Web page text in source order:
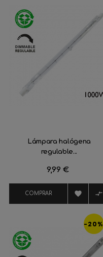
Lámpara halógena
regulable...
Precio
9,99 €
COMPRAR  
-20%